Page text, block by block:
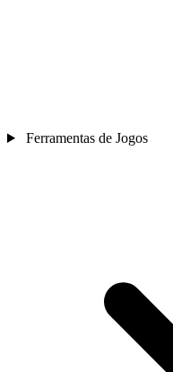
Ferramentas de Jogos